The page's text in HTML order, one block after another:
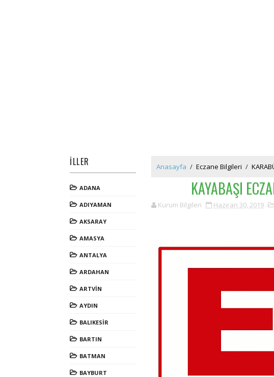
İLLER
ADANA
ADIYAMAN
AKSARAY
AMASYA
ANTALYA
ARDAHAN
ARTVİN
AYDIN
BALIKESİR
BARTIN
BATMAN
BAYBURT
Anasayfa / Eczane Bilgileri /
KAYABAŞI
Kurum Bilgileri Haziran 30, 2019